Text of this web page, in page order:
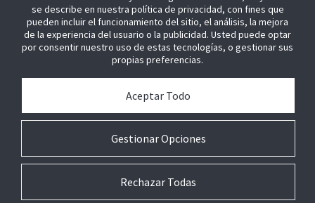
ÚNETE A NOSOTROS
se describe en nuestra política de privacidad, con fines que
pueden incluir el funcionamiento del sitio, el análisis, la mejora
de la experiencia del usuario o la publicidad. Usted puede optar
por consentir nuestro uso de estas tecnologías, o gestionar sus
propias preferencias.
Gestionar Opciones
Aceptar Todo
Rechazar Todas